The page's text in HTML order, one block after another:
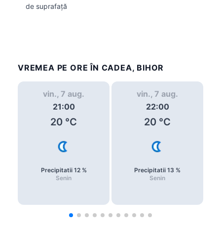
de suprafață
VREMEA PE ORE ÎN CADEA, BIHOR
vin., 7 aug.
21:00
20 °C
Precipitatii 12%
Senin
vin., 7 aug.
22:00
20 °C
Precipitatii 13 %
Senin